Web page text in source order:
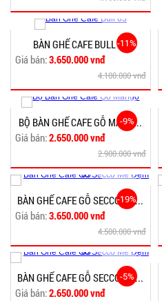
-11%
BÀN GHẾ CAFE BULL 03
Giá bán:3.650.000 vnđ
4.100.000 vnđ
-9%
BỘ BÀN GHẾ CAFE GỖ MANG...
Giá bán:2.650.000 vnđ
2.900.000 vnđ
-19%
BÀN GHẾ CAFE GỖ SECCO MÊ...
Giá bán:3.650.000 vnđ
4.500.000 vnđ
-5%
BÀN GHẾ CAFE GỖ SECCO MÊ...
Giá bán:2.650.000 vnđ